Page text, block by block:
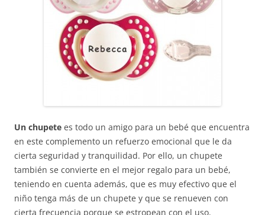
Un chupete es todo un amigo para un bebé que encuentra
en este complemento un refuerzo emocional que le da
cierta seguridad y tranquilidad. Por ello, un chupete
también se convierte en el mejor regalo para un bebé,
teniendo en cuenta además, que es muy efectivo que el
niño tenga más de un chupete y que se renueven con
cierta frecuencia porque se estropean con el uso.